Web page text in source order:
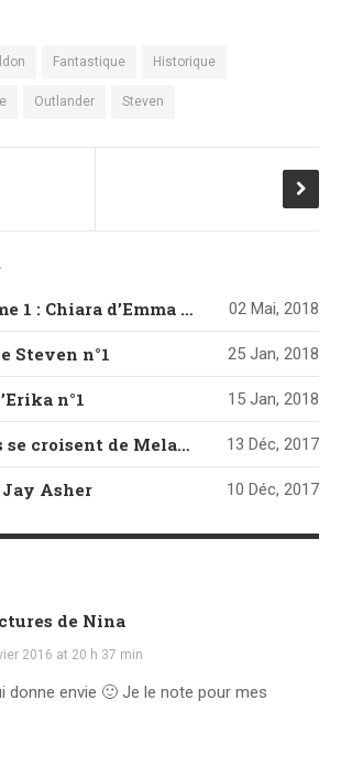
Fantastique Historique
Outlander Steven
Castelletto, tome 1 : Chiara d’Emma Mars 02 Mai, 2018
Steven n°1 25 Jan, 2018
n°1 15 Jan, 2018
Si nos chemins se croisent de Melanie Harlow 13 Déc, 2017
Asher 10 Déc, 2017
de Nina
2016 at 20 h 37 min
donne envie 🙂 Je le note pour mes